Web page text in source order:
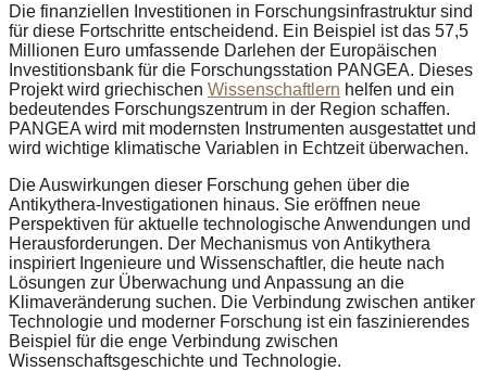
Die finanziellen Investitionen in Forschungsinfrastruktur sind
für diese Fortschritte entscheidend. Ein Beispiel ist das 57,5
Millionen Euro umfassende Darlehen der Europäischen
Investitionsbank für die Forschungsstation PANGEA. Dieses
Projekt wird griechischen Wissenschaftlern helfen und ein
bedeutendes Forschungszentrum in der Region schaffen.
PANGEA wird mit modernsten Instrumenten ausgestattet und
wird wichtige klimatische Variablen in Echtzeit überwachen.
Die Auswirkungen dieser Forschung gehen über die
Antikythera-Investigationen hinaus. Sie eröffnen neue
Perspektiven für aktuelle technologische Anwendungen und
Herausforderungen. Der Mechanismus von Antikythera
inspiriert Ingenieure und Wissenschaftler, die heute nach
Lösungen zur Überwachung und Anpassung an die
Klimaveränderung suchen. Die Verbindung zwischen antiker
Technologie und moderner Forschung ist ein faszinierendes
Beispiel für die enge Verbindung zwischen
Wissenschaftsgeschichte und Technologie.